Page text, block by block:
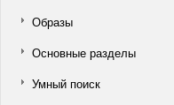
Образы
Основные разделы
Умный поиск